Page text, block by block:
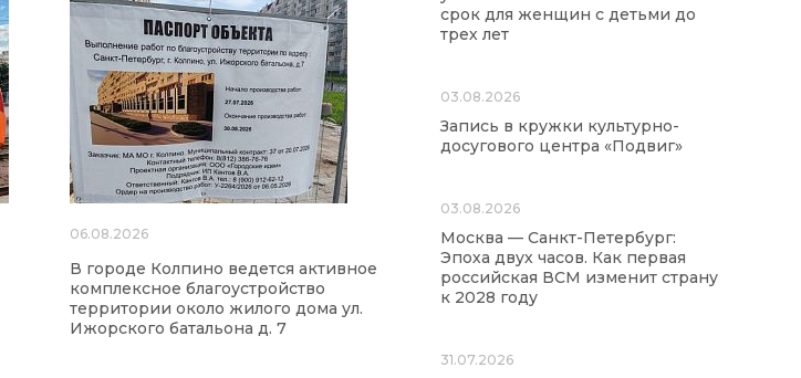
06.08.2026
В городе Колпино ведется активное
комплексное благоустройство
территории около жилого дома ул.
Ижорского батальона д. 7
срок для женщин с детьми до
трех лет
03.08.2026
Запись в кружки культурно-
досугового центра «Подвиг»
03.08.2026
Москва — Санкт-Петербург:
Эпоха двух часов. Как первая
российская ВСМ изменит страну
к 2028 году
31.07.2026